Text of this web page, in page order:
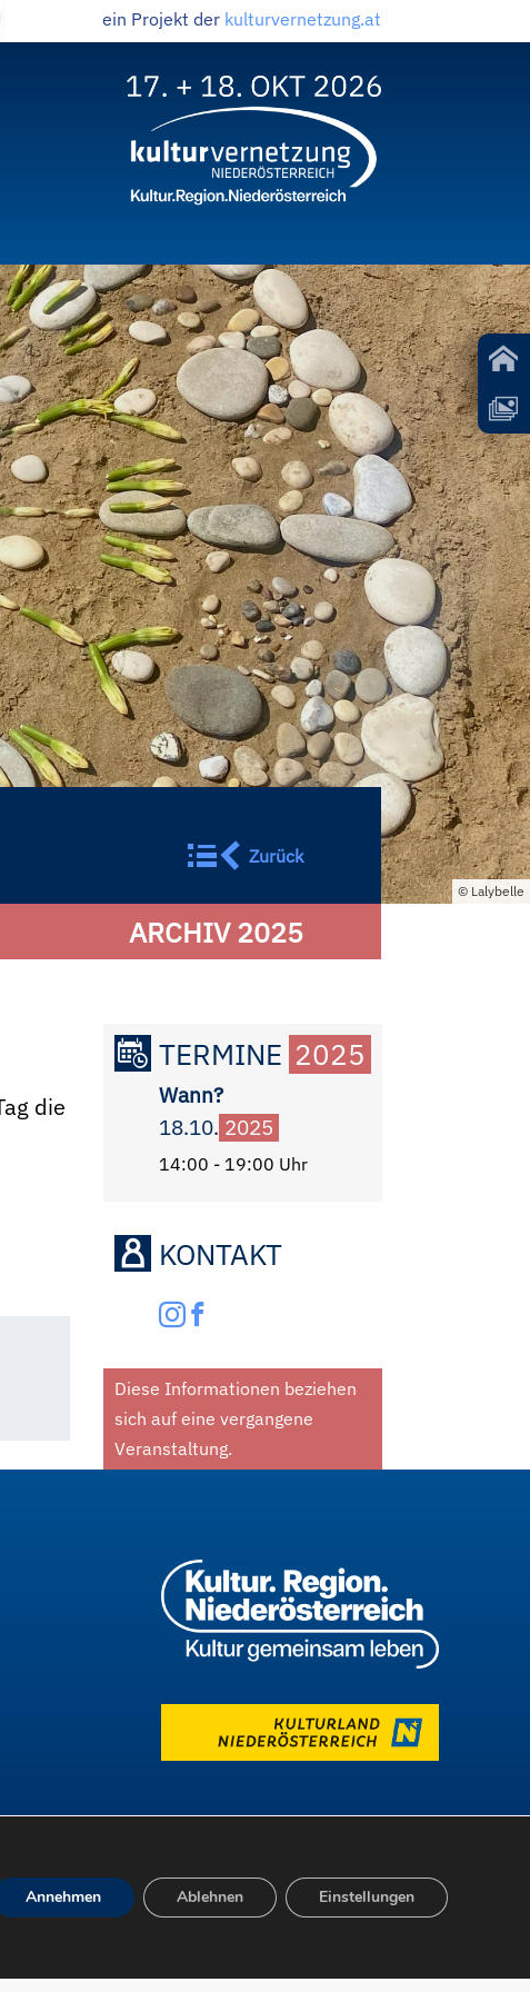
ein Projekt der kulturvernetzung.at
Zurück
ARCHIV 2025
Lalybelle
die
TERMINE 2025
Wann?
18.10. 2025
14:00 - 19:00 Uhr
KONTAKT
Diese Informationen beziehen
sich auf eine vergangene
Veranstaltung.
Annehmen Ablehnen Einstellungen